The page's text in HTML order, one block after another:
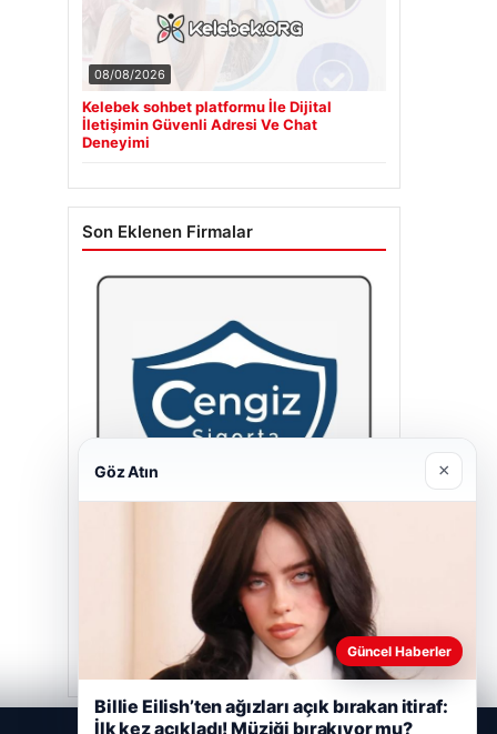
08/08/2026
Kelebek sohbet platformu İle Dijital
İletişimin Güvenli Adresi Ve Chat
Deneyimi
Son Eklenen Firmalar
Cengiz Sigorta
Göz Atın ×
Güncel Haberler
Billie Eilish’ten ağızları açık bırakan itiraf:
İlk kez açıkladı! Müziği bırakıyor mu?